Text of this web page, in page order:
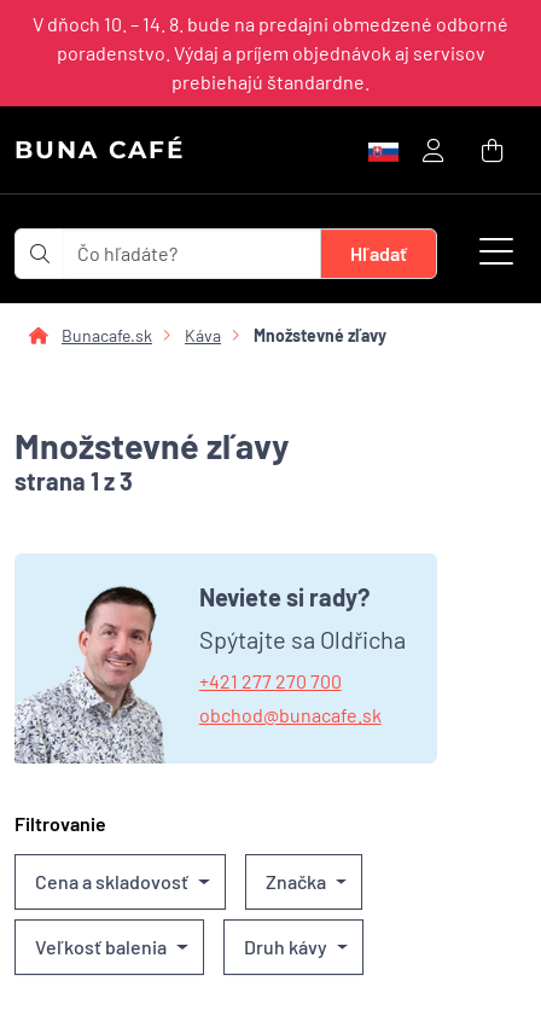
V dňoch 10. – 14. 8. bude na predajni obmedzené odborné
poradenstvo. Výdaj a príjem objednávok aj servisov
prebiehajú štandardne.
BUNA CAFÉ
Bunacafe.sk Káva Množstevné zľavy
Množstevné zľavy
strana 1 z 3
Neviete si rady?
Spýtajte sa Oldřicha
+421 277 270 700
obchod@bunacafe.sk
Filtrovanie
Cena a skladovosť Značka
Veľkosť balenia Druh kávy